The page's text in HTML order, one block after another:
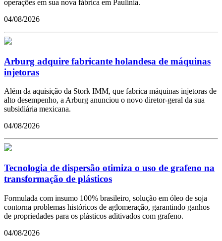
operações em sua nova fábrica em Paulínia.
04/08/2026
Arburg adquire fabricante holandesa de máquinas
injetoras
Além da aquisição da Stork IMM, que fabrica máquinas injetoras de
alto desempenho, a Arburg anunciou o novo diretor-geral da sua
subsidiária mexicana.
04/08/2026
Tecnologia de dispersão otimiza o uso de grafeno na
transformação de plásticos
Formulada com insumo 100% brasileiro, solução em óleo de soja
contorna problemas históricos de aglomeração, garantindo ganhos
de propriedades para os plásticos aditivados com grafeno.
04/08/2026